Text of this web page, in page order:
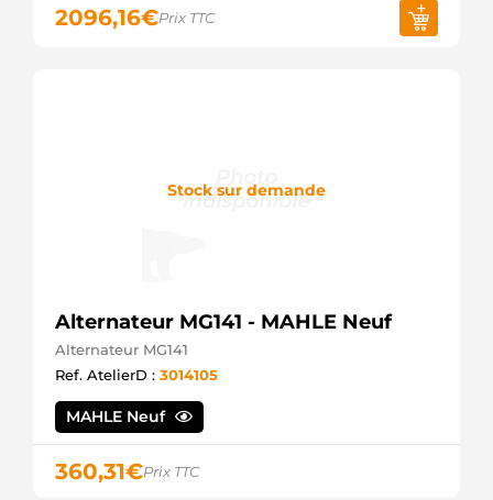
2096,16€Prix TTC
Stock sur demande
Alternateur MG141 - MAHLE Neuf
Alternateur MG141
Ref. AtelierD : 3014105
MAHLE Neuf
360,31€Prix TTC